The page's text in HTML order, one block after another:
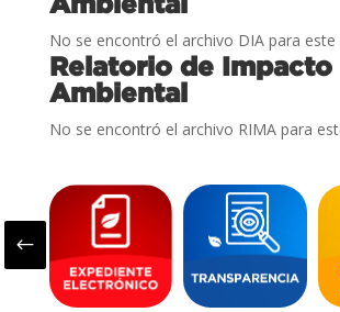
No se encontró el archivo DIA para este
Relatorio de Impacto
Ambiental
No se encontró el archivo RIMA para
#